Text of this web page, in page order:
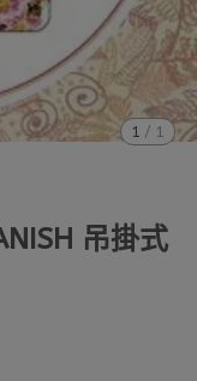
1 / 1
吊掛式